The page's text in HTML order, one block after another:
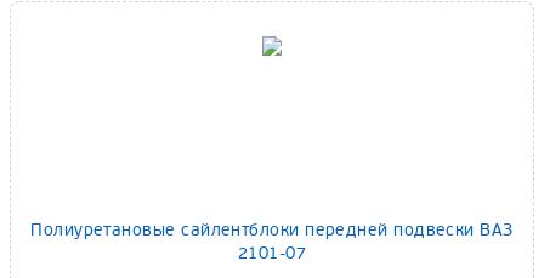
Полиуретановые сайлентблоки передней подвески ВАЗ
2101-07